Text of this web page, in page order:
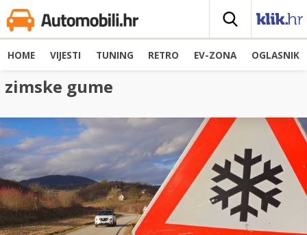
HOME VIJESTI TUNING RETRO EV-ZONA OGLASNIK
zimske gume